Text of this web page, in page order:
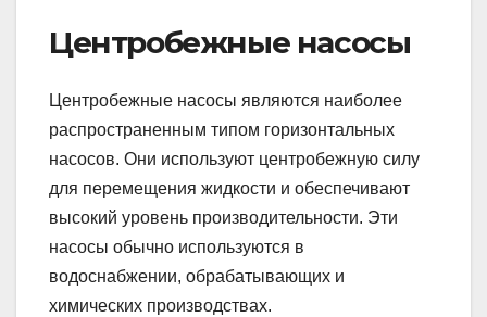
Центробежные насосы
Центробежные насосы являются наиболее
распространенным типом горизонтальных
насосов. Они используют центробежную силу
для перемещения жидкости и обеспечивают
высокий уровень производительности. Эти
насосы обычно используются в
водоснабжении, обрабатывающих и
химических производствах.